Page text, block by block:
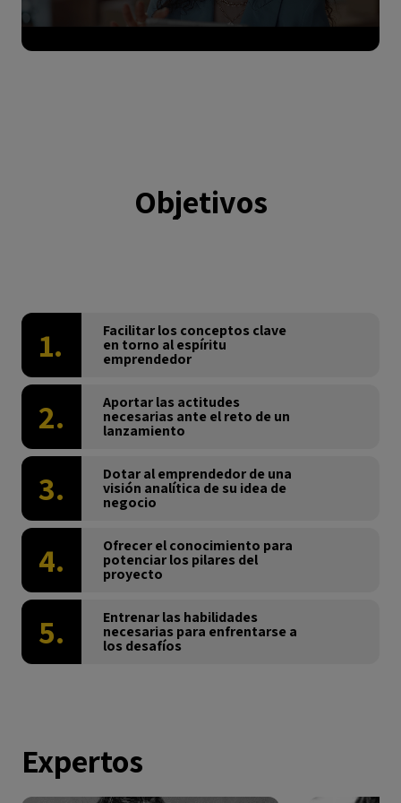
Objetivos
1. Facilitar los conceptos clave
en torno al espíritu
emprendedor
2. Aportar las actitudes
necesarias ante el reto de un
lanzamiento
3. Dotar al emprendedor de una
visión analítica de su idea de
negocio
4. Ofrecer el conocimiento para
potenciar los pilares del
proyecto
5. Entrenar las habilidades
necesarias para enfrentarse a
los desafíos
Expertos